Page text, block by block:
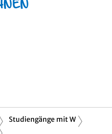
Studiengänge mit W